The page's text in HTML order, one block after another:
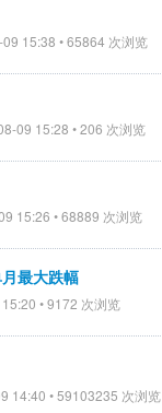
15:38 • 65864 次浏览
09 15:28 • 206 次浏览
15:26 • 68889 次浏览
最大跌幅
• 9172 次浏览
14:40 • 59103235 次浏览